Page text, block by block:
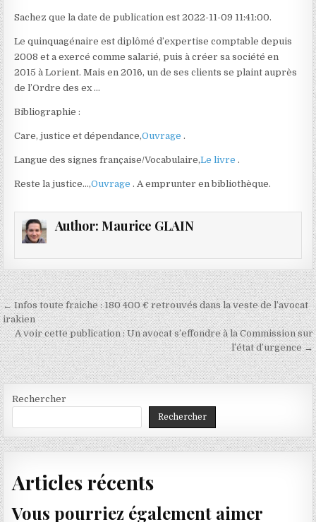
Sachez que la date de publication est 2022-11-09 11:41:00.
Le quinquagénaire est diplômé d’expertise comptable depuis
2008 et a exercé comme salarié, puis à créer sa société en
2015 à Lorient. Mais en 2016, un de ses clients se plaint auprès
de l’Ordre des ex …
Bibliographie :
Care, justice et dépendance,Ouvrage.
Langue des signes française/Vocabulaire,Le livre.
Reste la justice…,Ouvrage. A emprunter en bibliothèque.
Author: Maurice GLAIN
Navigation
de
l’article
← Infos toute fraiche : 180 400 € retrouvés dans la veste de l’avocat
irakien
A voir cette publication : Un avocat s’effondre à la Commission sur
l’état d’urgence →
Rechercher
Rechercher
Articles récents
Vous pourriez également aimer